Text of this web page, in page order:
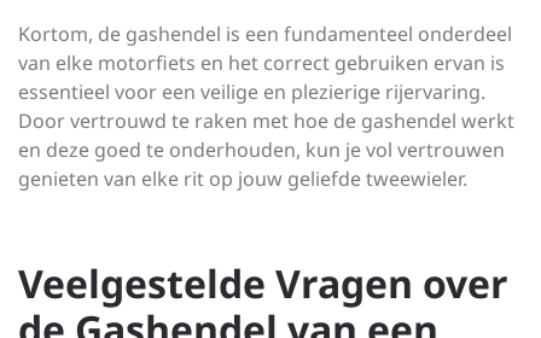
Kortom, de gashendel is een fundamenteel onderdeel
van elke motorfiets en het correct gebruiken ervan is
essentieel voor een veilige en plezierige rijervaring.
Door vertrouwd te raken met hoe de gashendel werkt
en deze goed te onderhouden, kun je vol vertrouwen
genieten van elke rit op jouw geliefde tweewieler.
Veelgestelde Vragen over